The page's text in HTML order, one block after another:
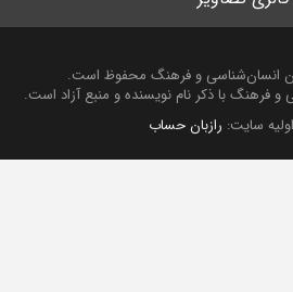
انسان‌شناسی و فرهنگ محفوظ است.
فرهنگ با ذکر نام نویسنده و منبع آزاد است.
سایت:رازبان حساب